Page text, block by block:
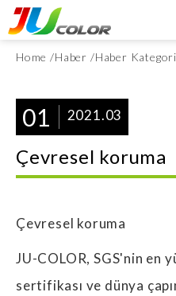
Home Haber Haber
01 2021.03
Çevresel koruma
Çevresel koruma
JU-COLOR, SGS'nin en
sertifikası ve dünya